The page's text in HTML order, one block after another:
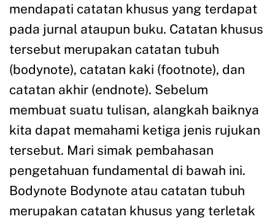
mendapati catatan khusus yang terdapat
pada jurnal ataupun buku. Catatan khusus
tersebut merupakan catatan tubuh
(bodynote), catatan kaki (footnote), dan
catatan akhir (endnote). Sebelum
membuat suatu tulisan, alangkah baiknya
kita dapat memahami ketiga jenis rujukan
tersebut. Mari simak pembahasan
pengetahuan fundamental di bawah ini.
Bodynote Bodynote atau catatan tubuh
merupakan catatan khusus yang terletak